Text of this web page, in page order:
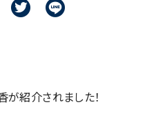
紹介されました！